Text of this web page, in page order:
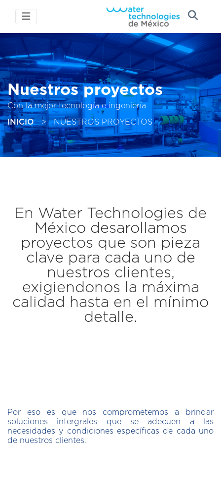
Nuestros proyectos
Con la mejor tecnología e ingeniería
INICIO > NUESTROS PROYECTOS
En Water Technologies de
México desarollamos
proyectos que son pieza
clave para cada uno de
nuestros clientes,
exigiendonos la máxima
calidad hasta en el mínimo
detalle.
Por eso es que nos comprometemos a brindar
soluciones intergrales que se adecuen a las
necesidades y condiciones específicas de cada uno
de nuestros clientes.